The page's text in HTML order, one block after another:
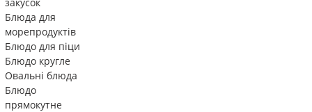
Блюда для
морепродуктів
Блюдо для піци
Блюдо кругле
Овальні блюда
Блюдо
прямокутне